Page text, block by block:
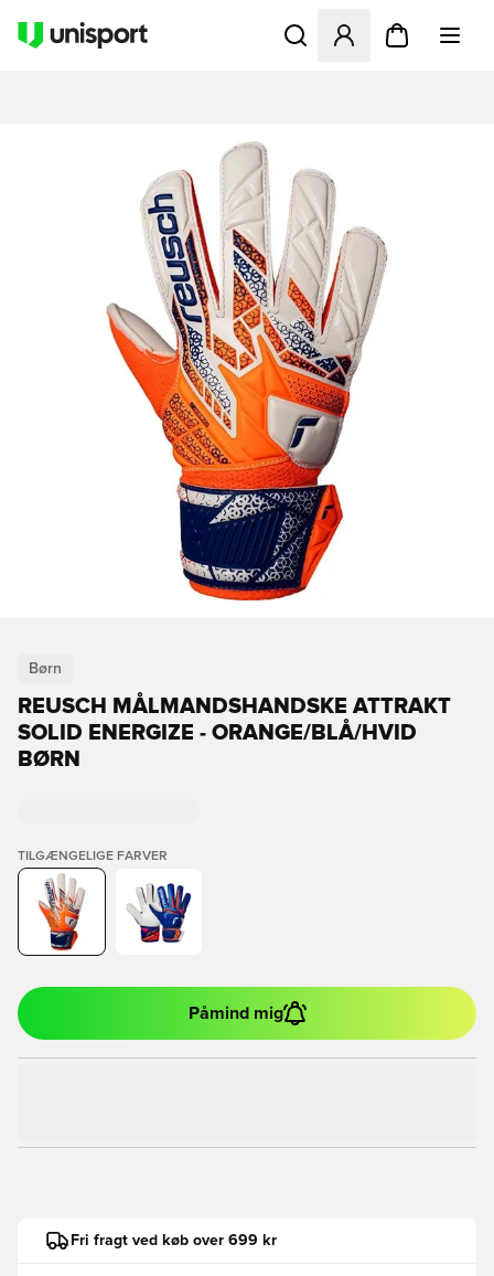
Åbner en Modal til at
Børn
REUSCH MÅLMANDSHANDSKE ATTRAKT
SOLID ENERGIZE - ORANGE/BLÅ/HVID
BØRN
TILGÆNGELIGE FARVER
Påmind mig
Fri fragt ved køb over 699 kr